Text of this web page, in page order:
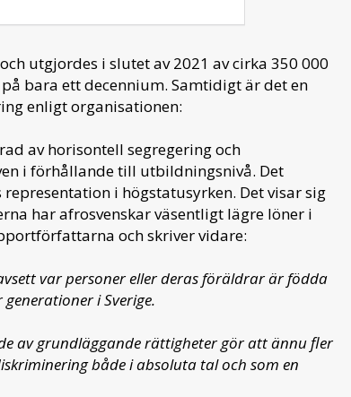
utgjordes i slutet av 2021 av cirka 350 000
bara ett decennium. Samtidigt är det en
enligt organisationen:
av horisontell segregering och
i förhållande till utbildningsnivå. Det
i högstatusyrken. Det visar sig
har afrosvenskar väsentligt lägre löner i
och skriver vidare:
var personer eller deras föräldrar är födda
i Sverige.
av grundläggande rättigheter gör att ännu fler
både i absoluta tal och som en